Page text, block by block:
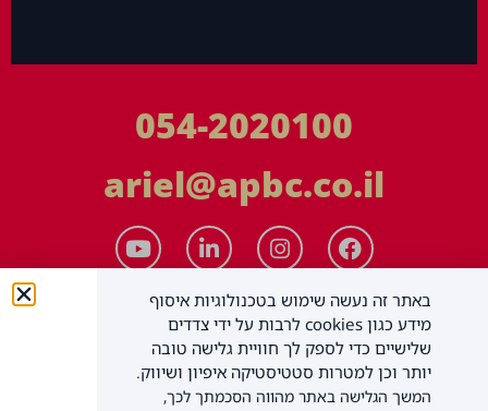
054-2020100
ariel@apbc.co.il
באתר זה נעשה שימוש בטכנולוגיות איסוף
מידע כגון cookies לרבות על ידי צדדים
שלישיים כדי לספק לך חוויית גלישה טובה
יותר וכן למטרות סטטיסטיקה איפיון ושיווק.
המשך הגלישה באתר מהווה הסכמתך לכך,